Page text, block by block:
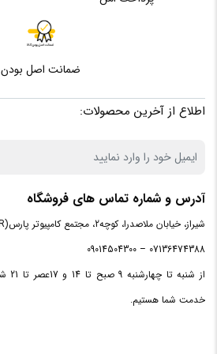
فرکانس
نوع حسگر اپتیکال
1000 DPI
ضربه‌پذیری
کلیدها
عداد باتری
ضمانت اصل بودن
اطلاع از آخرین محصولات:
آدرس و شماره تماس های فروشگاه
شیراز، خیابان ملاصدرا، کوچه2، مجتمع کامپیوتر پارس(PC CENTER)، واحد 103
07136474388 – 09014504300
خدمت شما هستیم.